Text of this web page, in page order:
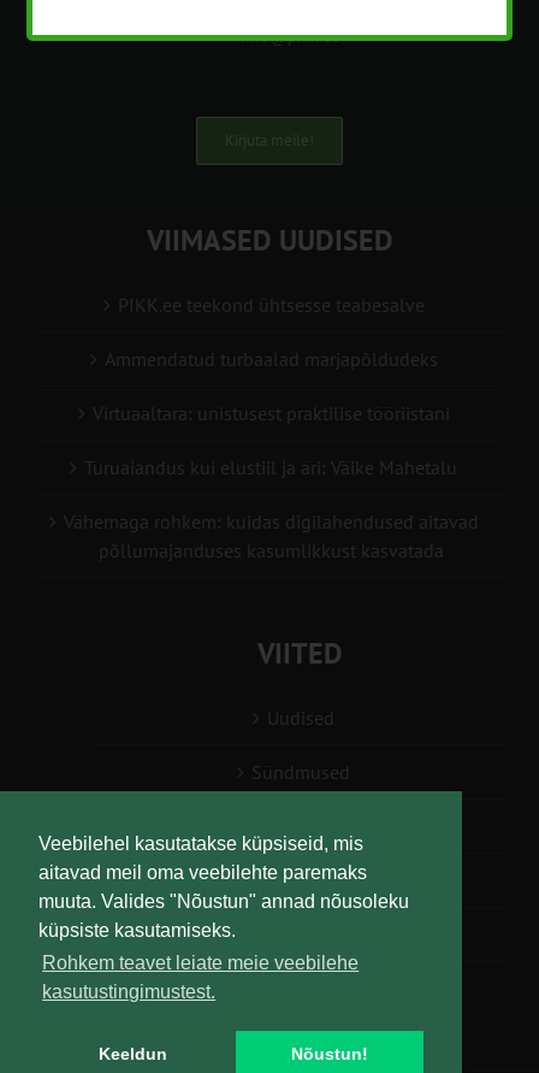
Veebilehel kasutatakse küpsiseid, mis
aitavad meil oma veebilehte paremaks
muuta. Valides "Nõustun" annad nõusoleku
küpsiste kasutamiseks.
Rohkem teavet leiate meie veebilehe
kasutustingimustest.
Keeldun Nõustun!
info@pikk.ee
Kirjuta meile!
VIIMASED UUDISED
PIKK.ee teekond ühtsesse teabesalve
Ammendatud turbaalad marjapõldudeks
Virtuaaltara: unistusest praktilise tööriistani
Turuaiandus kui elustiil ja äri: Väike Mahetalu
Vähemaga rohkem: kuidas digilahendused aitavad
põllumajanduses kasumlikkust kasvatada
VIITED
Uudised
Sündmused
Teabesalv
Liitu uudiskirjaga